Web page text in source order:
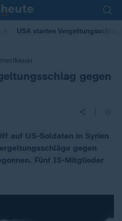
USA starten
gegen
auf US-Soldaten in Syrien
gegen
Fünf IS-Mitglieder